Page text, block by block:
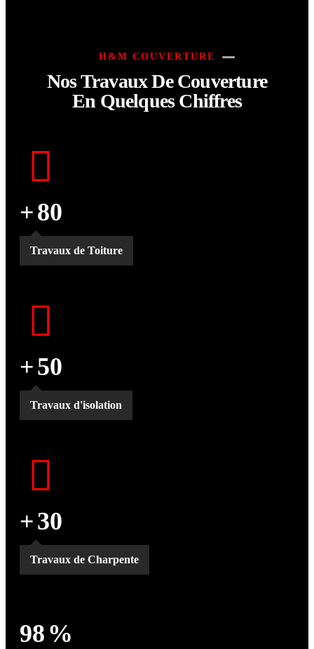
H&M COUVERTURE
Nos Travaux De Couverture
En Quelques Chiffres
+80
Travaux de Toiture
+50
Travaux d'isolation
+30
Travaux de Charpente
98%